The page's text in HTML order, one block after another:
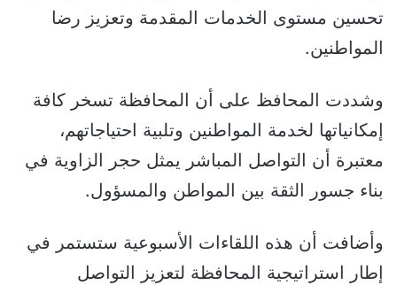
تحسين مستوى الخدمات المقدمة وتعزيز رضا
المواطنين.
وشددت المحافظ على أن المحافظة تسخر كافة
إمكانياتها لخدمة المواطنين وتلبية احتياجاتهم،
معتبرة أن التواصل المباشر يمثل حجر الزاوية في
بناء جسور الثقة بين المواطن والمسؤول.
وأضافت أن هذه اللقاءات الأسبوعية ستستمر في
إطار استراتيجية المحافظة لتعزيز التواصل